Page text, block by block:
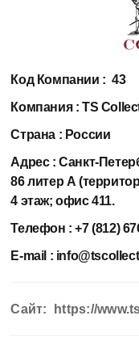
Код Компании : 43
Компания : TS
Страна : России
Адрес : Санкт-
86 литер А
4 этаж; офис 411.
Телефон : +7 (812)
E-mail :
Сайт: https://